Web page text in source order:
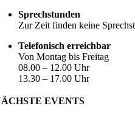
Sprechstunden
Zur Zeit finden keine
Telefonisch erreichbar
Von Montag bis Freitag
08.00 – 12.00 Uhr
13.30 – 17.00 Uhr
EVENTS